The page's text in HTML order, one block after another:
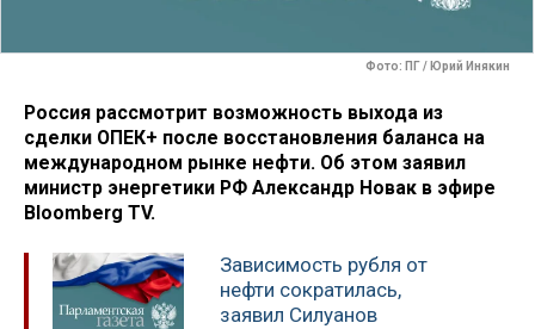
Фото: ПГ / Юрий Инякин
Россия рассмотрит возможность выхода из
сделки ОПЕК+ после восстановления баланса на
международном рынке нефти. Об этом заявил
министр энергетики РФ Александр Новак в эфире
Bloomberg TV.
Зависимость рубля от
нефти сократилась,
заявил Силуанов